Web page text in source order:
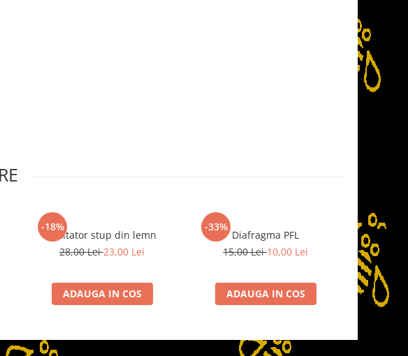
-18%
Inaltator stup din lemn
28,00 Lei23,00 Lei
ADAUGA IN COS
-33%
Diafragma PFL
15,00 Lei10,00 Lei
ADAUGA IN COS